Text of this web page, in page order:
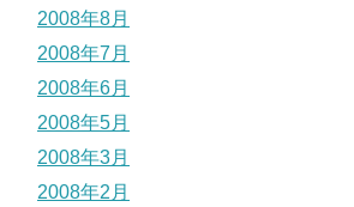
2008年8月
2008年7月
2008年6月
2008年5月
2008年3月
2008年2月